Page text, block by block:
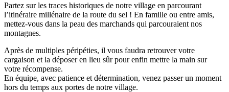
Partez sur les traces historiques de notre village en parcourant
l’itinéraire millénaire de la route du sel ! En famille ou entre amis,
mettez-vous dans la peau des marchands qui parcouraient nos
montagnes.
Après de multiples péripéties, il vous faudra retrouver votre
cargaison et la déposer en lieu sûr pour enfin mettre la main sur
votre récompense.
En équipe, avec patience et détermination, venez passer un moment
hors du temps aux portes de notre village.